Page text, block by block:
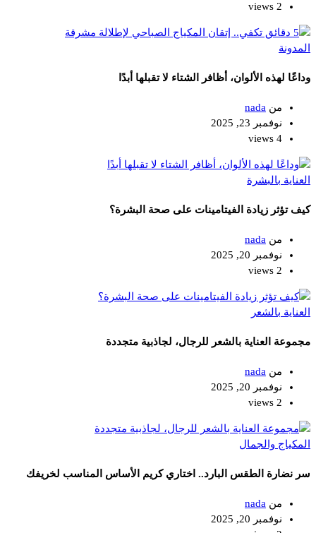
2 views
المدونة
وداعًا لهذه الألوان، أظافر الشتاء لا تقبلها أبدًا
من nada
نوفمبر 23, 2025
4 views
العناية بالبشرة
كيف تؤثر زيادة الفيتامينات على صحة البشرة؟
من nada
نوفمبر 20, 2025
2 views
العناية بالشعر
مجموعة العناية بالشعر للرجال، لجاذبية متجددة
من nada
نوفمبر 20, 2025
2 views
المكياج والجمال
سر نضارة الطقس البارد.. اختاري كريم الأساس المناسب لخريفك
من nada
نوفمبر 20, 2025